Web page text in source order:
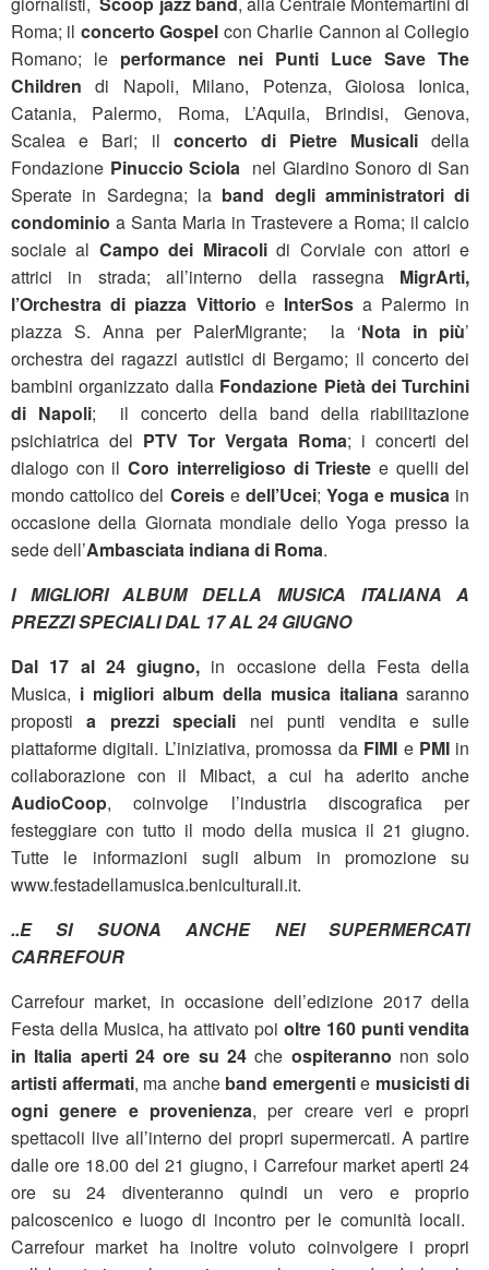
Roma; il concerto Gospel con Charlie Cannon al Collegio
Romano; le performance nei Punti Luce Save The
Children di Napoli, Milano, Potenza, Gioiosa Ionica,
Catania, Palermo, Roma, L’Aquila, Brindisi, Genova,
Scalea e Bari; il concerto di Pietre Musicalidella
Fondazione Pinuccio Sciola nel Giardino Sonoro di San
Sperate in Sardegna; la band degli amministratori di
condominio a Santa Maria in Trastevere a Roma; il calcio
sociale al Campo dei Miracoli di Corviale con attori e
attrici in strada; all’interno della rassegna MigrArti,
l’Orchestra di piazza Vittorio e InterSosa Palermo in
piazza S. Anna per PalerMigrante; la ‘Nota in più’
orchestra dei ragazzi autistici di Bergamo; il concerto dei
bambini organizzato dalla Fondazione Pietà dei Turchini
di Napoli; il concerto della band della riabilitazione
psichiatrica del PTV Tor Vergata Roma; i concerti del
dialogo con ilCoro interreligioso di Trieste e quelli del
mondo cattolico del Coreise dell’Ucei; Yoga e musica in
occasione della Giornata mondiale dello Yoga presso la
sede dell’Ambasciata indiana di Roma.
I MIGLIORI ALBUM DELLA MUSICA ITALIANA A
PREZZI SPECIALI DAL 17 AL 24 GIUGNO
Dal 17 al 24 giugno, in occasione della Festa della
Musica, i migliori album della musica italianasaranno
propostia prezzi speciali nei punti vendita e sulle
piattaforme digitali. L’iniziativa, promossa da FIMI e PMI in
collaborazione con il Mibact, a cui ha aderito anche
AudioCoop, coinvolge l’industria discografica per
festeggiare con tutto il modo della musica il 21 giugno.
Tutte le informazioni sugli album in promozione su
www.festadellamusica.beniculturali.it.
..E SI SUONA ANCHE NEI SUPERMERCATI
CARREFOUR
Carrefour market, in occasione dell’edizione 2017 della
Festa della Musica, ha attivato poi oltre 160 punti vendita
in Italia aperti 24 ore su 24 che ospiteranno non solo
artisti affermati, ma anche band emergentie musicisti di
ogni genere e provenienza, per creare veri e propri
spettacoli live all’interno dei propri supermercati. A partire
dalle ore 18.00 del 21 giugno, i Carrefour market aperti 24
ore su 24 diventeranno quindi un vero e proprio
palcoscenico e luogo di incontro per le comunità locali.
Carrefour market ha inoltre voluto coinvolgere i propri